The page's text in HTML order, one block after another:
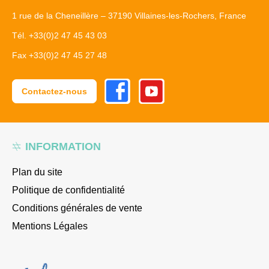
INFORMATION
Plan du site
Politique de confidentialité
Conditions générales de vente
Mentions Légales
1 rue de la Cheneillère – 37190 Villaines-les-Rochers, France
Tél. +33(0)2 47 45 43 03
Fax +33(0)2 47 45 27 48
Contactez-nous
FacebookYoutube